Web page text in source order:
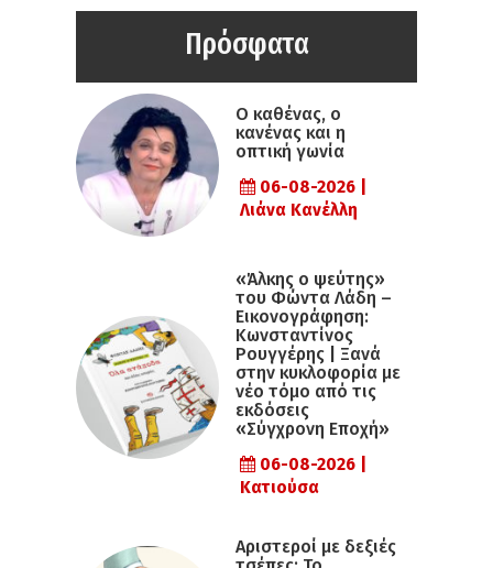
Πρόσφατα
Ο καθένας, ο
κανένας και η
οπτική γωνία
06-08-2026 |
Λιάνα Κανέλλη
«Άλκης ο ψεύτης»
του Φώντα Λάδη –
Εικονογράφηση:
Κωνσταντίνος
Ρουγγέρης | Ξανά
στην κυκλοφορία με
νέο τόμο από τις
εκδόσεις
«Σύγχρονη Εποχή»
06-08-2026 |
Κατιούσα
Αριστεροί με δεξιές